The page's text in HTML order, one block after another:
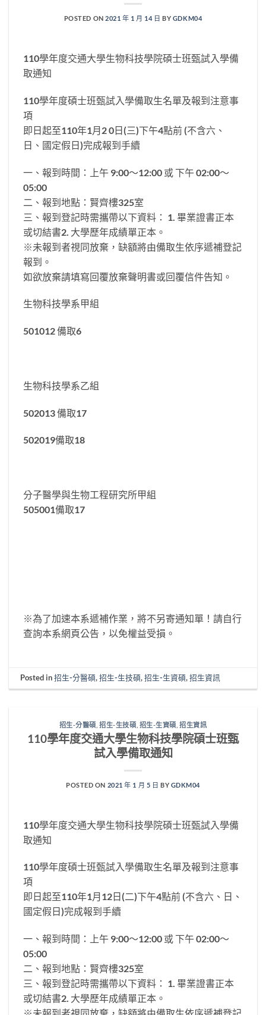
POSTED ON2021 年 1 月 14 日 BY GDKM04
110學年度交通大學生物科技學院碩士班甄試入學備
取通知
110學年度碩士班甄試入學備取生名單及報到注意事
項
即日起至110年1月2 0日(三)下午4點前 (不含六、
日、國定假日)完成報到手續
一、報到時間：上午 9:00～12:00 或 下午 02:00～
05:00
二、報到地點：賢齊樓325室
三、報到登記時需攜帶以下資料： 1. 畢業證書正本
或切結書2. 大學歷年成績單正本。
※未報到者視同放棄，缺額將由備取生依序遞補登記
報到。
如欲放棄請填寫回覆放棄聲明書或回覆信件告知。
生物科技學系甲組
501012 備取6
生物科技學系乙組
502013 備取17
502019備取18
分子醫學與生物工程研究所甲組
505001備取17
※為了加速本系遞補作業，將不另寄通知單！請自行
查詢本系網頁公告，以免權益受損。
Posted in招生-分醫碩,招生-生技碩,招生-生資碩,招生資訊
招生-分醫碩 ,招生-生技碩 招生-生資碩 ,招生資訊
110學年度交通大學生物科技學院碩士班甄
試入學備取通知
POSTED ON 2021 年 1 月 5 日 BY GDKM04
110學年度交通大學生物科技學院碩士班甄試入學備
取通知
110學年度碩士班甄試入學備取生名單及報到注意事
項
即日起至110年1月12日(二)下午4點前 (不含六、日、
國定假日)完成報到手續
一、報到時間：上午 9:00～12:00 或 下午 02:00～
05:00
二、報到地點：賢齊樓325室
三、報到登記時需攜帶以下資料： 1. 畢業證書正本
或切結書2. 大學歷年成績單正本。